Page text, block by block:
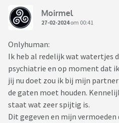
Moirmel
27-02-2024om 00:41
Onlyhuman:
Ik heb al redelijk wat watertjes
psychiatrie en op moment dat
jij nu doet zou ik bij mijn
de gaten moet houden.
staat wat zeer spijtig is.
Dit gegeven en mijn